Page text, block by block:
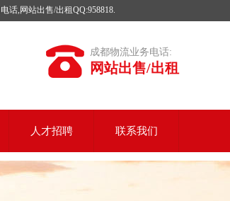
话,网站出售/出租QQ:958818.
成都物流业务电话:
网站出售/出租
人才招聘 联系我们